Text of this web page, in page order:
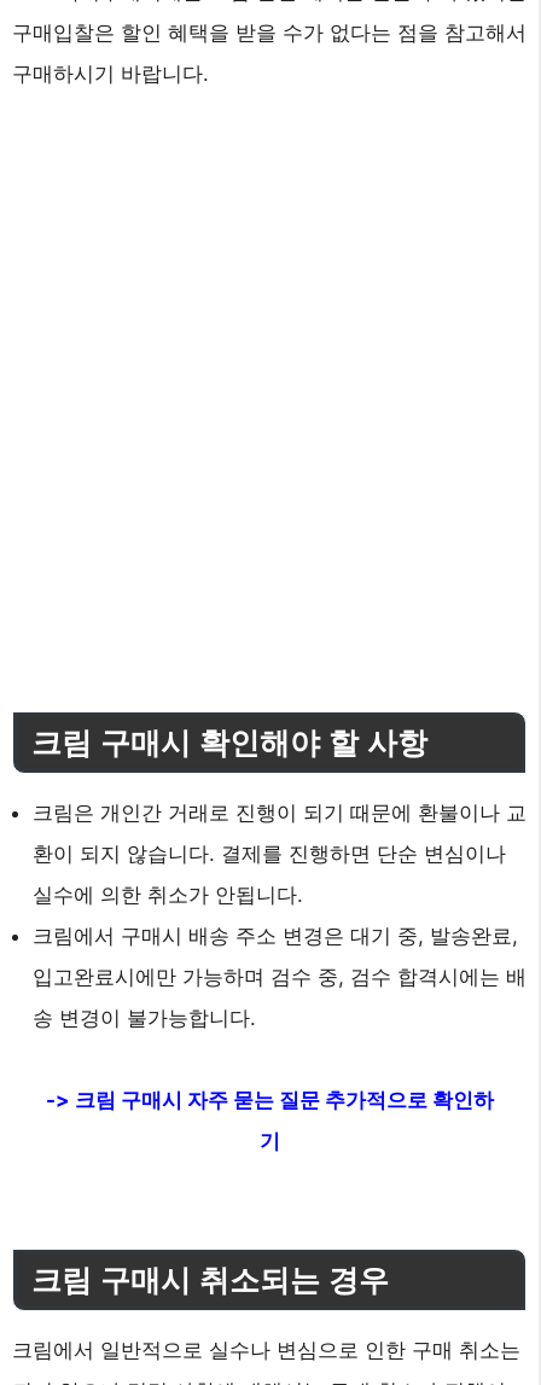
구매입찰은 할인 혜택을 받을 수가 없다는 점을 참고해서
구매하시기 바랍니다.
크림 구매시 확인해야 할 사항
크림은 개인간 거래로 진행이 되기 때문에 환불이나 교
환이 되지 않습니다. 결제를 진행하면 단순 변심이나
실수에 의한 취소가 안됩니다.
크림에서 구매시 배송 주소 변경은 대기 중, 발송완료,
입고완료시에만 가능하며 검수 중, 검수 합격시에는 배
송 변경이 불가능합니다.
-> 크림 구매시 자주 묻는 질문 추가적으로 확인하
기
크림 구매시 취소되는 경우
크림에서 일반적으로 실수나 변심으로 인한 구매 취소는